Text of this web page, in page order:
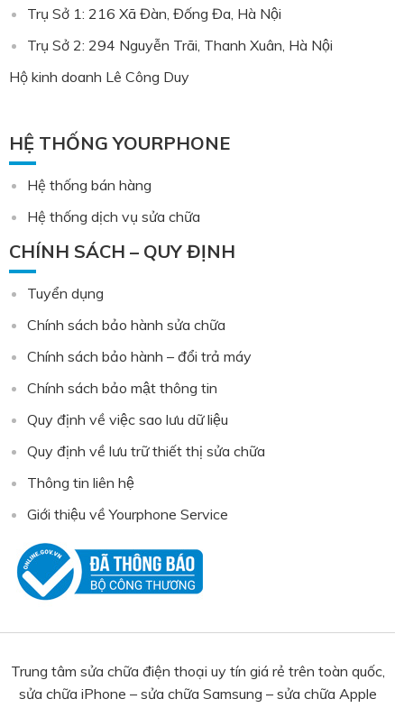
Trụ Sở 1: 216 Xã Đàn, Đống Đa, Hà Nội
Trụ Sở 2: 294 Nguyễn Trãi, Thanh Xuân, Hà Nội
Hộ kinh doanh Lê Công Duy
HỆ THỐNG YOURPHONE
Hệ thống bán hàng
Hệ thống dịch vụ sửa chữa
CHÍNH SÁCH – QUY ĐỊNH
Tuyển dụng
Chính sách bảo hành sửa chữa
Chính sách bảo hành – đổi trả máy
Chính sách bảo mật thông tin
Quy định về việc sao lưu dữ liệu
Quy định về lưu trữ thiết thị sửa chữa
Thông tin liên hệ
Giới thiệu về Yourphone Service
Trung tâm sửa chữa điện thoại uy tín giá rẻ trên toàn quốc,
sửa chữa iPhone – sửa chữa Samsung – sửa chữa Apple